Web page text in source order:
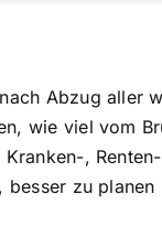
Abzug aller
wie viel vom
,
zu